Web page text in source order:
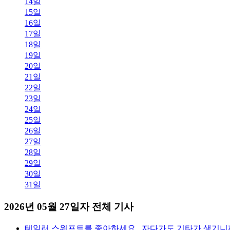
15일
16일
17일
18일
19일
20일
21일
22일
23일
24일
25일
26일
27일
28일
29일
30일
31일
2026년 05월 27일자 전체 기사
테일러 스위프트를 좋아하세요.. 자다가도 기타가 생기니